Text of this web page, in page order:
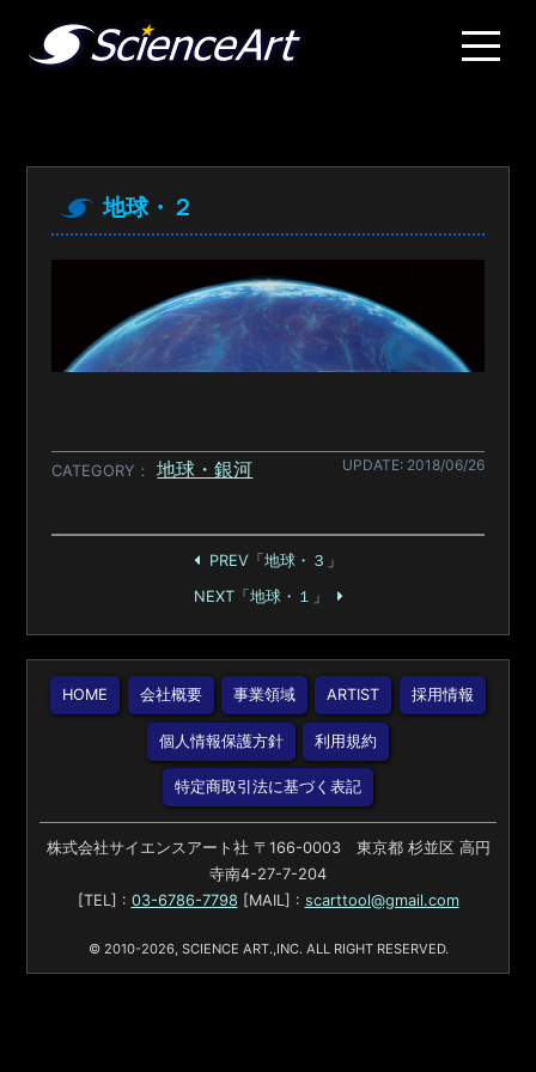
地球・２
CATEGORY 地球・銀河 UPDATE: 2018/06/26
PREV「地球・３」
NEXT「地球・１」
HOME 会社概要 事業領域 ARTIST 採用情報
個人情報保護方針 利用規約
特定商取引法に基づく表記
株式会社サイエンスアート社 〒166-0003 東京都 杉並区 高円
寺南4-27-7-204
[TEL] : 03-6786-7798 [MAIL] : scarttool@gmail.com
© 2010-2026, SCIENCE ART.,INC. ALL RIGHT RESERVED.